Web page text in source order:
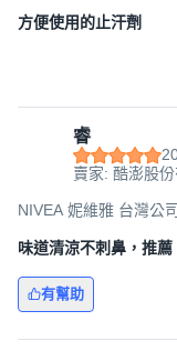
方便使用的止汗劑
睿
賣家: 酷澎股
NIVEA 妮維雅 台灣公
味道清涼不刺鼻，推薦
有幫助